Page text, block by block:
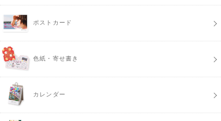
ポストカード
色紙・寄せ書き
カレンダー